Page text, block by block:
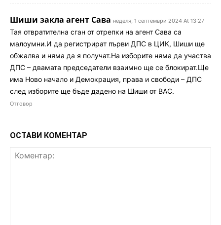
Шиши закла агент Сава неделя, 1 септември 2024 At 13:27
Тая отвратителна сган от отрепки на агент Сава са
малоумни.И да регистрират първи ДПС в ЦИК, Шиши ще
обжалва и няма да я получат.На изборите няма да участва
ДПС – двамата председатели взаимно ще се блокират.Ще
има Ново начало и Демокрация, права и свободи – ДПС
след изборите ще бъде дадено на Шиши от ВАС.
Отговор
ОСТАВИ КОМЕНТАР